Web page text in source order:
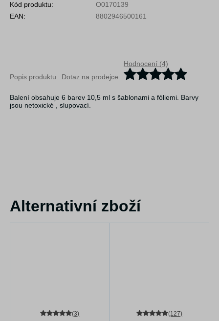
Kód produktu:
O0170139
EAN:
8802946500161
Popis produktu Dotaz na prodejce
Hodnocení (4)
Balení obsahuje 6 barev 10,5 ml s šablonami a fóliemi. Barvy
jsou netoxické , slupovací.
Alternativní zboží
(3) (127)